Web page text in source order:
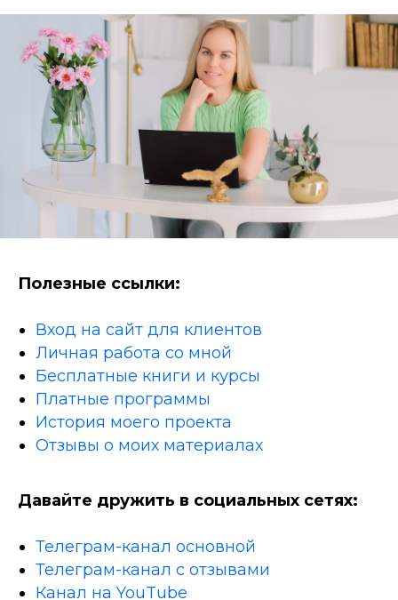
Полезные ссылки:
Вход на сайт для клиентов
Личная работа со мной
Бесплатные книги и курсы
Платные программы
История моего проекта
Отзывы о моих материалах
Давайте дружить в социальных сетях:
Телеграм-канал основной
Телеграм-канал с отзывами
Канал на YouTube